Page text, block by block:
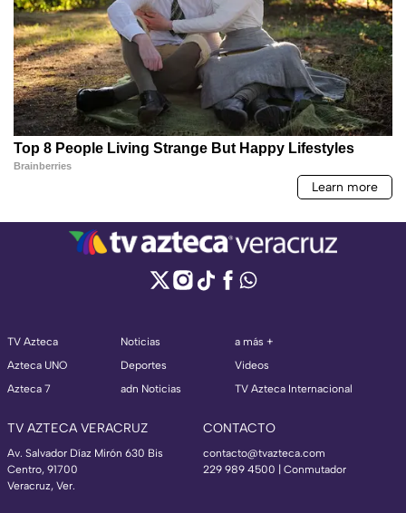
TV Azteca
Azteca UNO
Azteca 7
Noticias
Deportes
adn Noticias
a más +
Videos
TV Azteca Internacional
TV AZTECA VERACRUZ
Av. Salvador Díaz Mirón 630 Bis
Centro, 91700
Veracruz, Ver.
CONTACTO
contacto@tvazteca.com
229 989 4500 | Conmutador